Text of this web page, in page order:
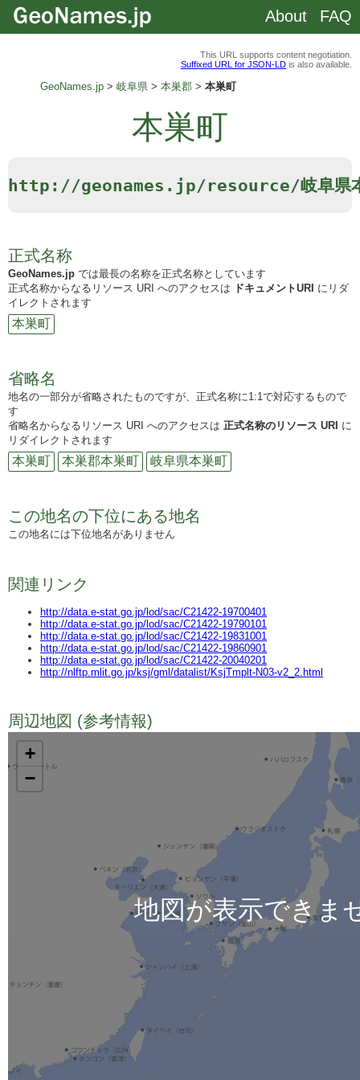
This URL supports content negotiation.
Suffixed URL for JSON-LD is also available.
GeoNames.jp 岐阜県 本巣郡 本巣町
本巣町
http://geonames.jp/resource/岐阜県本
正式名称
GeoNames.jp では最長の名称を正式名称としています
正式名称からなるリソース URI へのアクセスは ドキュメントURI にリダ
イレクトされます
本巣町
省略名
地名の一部分が省略されたものですが、正式名称に1:1で対応するもので
す
省略名からなるリソース URI へのアクセスは 正式名称のリソース URI に
リダイレクトされます
本巣町 本巣郡本巣町 岐阜県本巣町
この地名の下位にある地名
この地名には下位地名がありません
関連リンク
http://data.e-stat.go.jp/lod/sac/C21422-19700401
http://data.e-stat.go.jp/lod/sac/C21422-19790101
http://data.e-stat.go.jp/lod/sac/C21422-19831001
http://data.e-stat.go.jp/lod/sac/C21422-19860901
http://data.e-stat.go.jp/lod/sac/C21422-20040201
http://nlftp.mlit.go.jp/ksj/gml/datalist/KsjTmplt-N03-v2_2.html
周辺地図 (参考情報)
+
−
地図が表示できま
About FAQ